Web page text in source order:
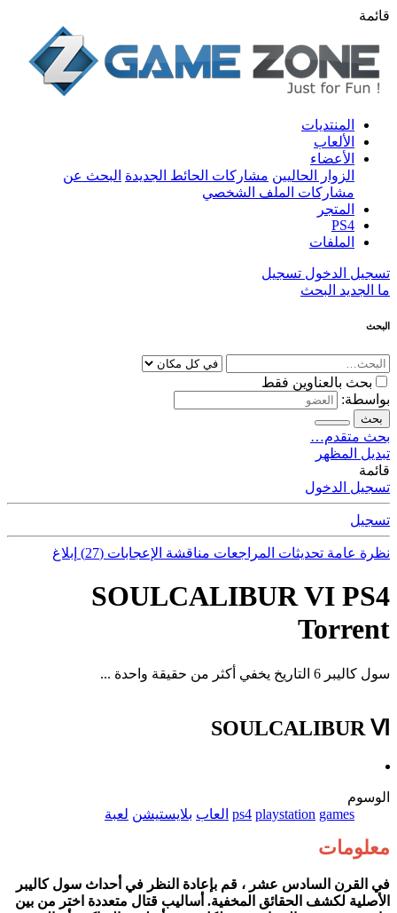
قائمة
المنتديات
الألعاب
الأعضاء
الزوار الحاليين مشاركات الحائط الجديدة البحث عن
مشاركات الملف الشخصي
المتجر
PS4
الملفات
تسجيل الدخول تسجيل
ما الجديد البحث
البحث
بحث بالعناوين فقط
بواسطة:
بحث
بحث متقدم…
تبديل المظهر
قائمة
تسجيل الدخول
تسجيل
نظرة عامة تحديثات المراجعات مناقشة الإعجابات (27) إبلاغ
SOULCALIBUR VI PS4
Torrent
سول كاليبر 6 التاريخ يخفي أكثر من حقيقة واحدة ...
SOULCALIBUR Ⅵ
الوسوم
games
playstation
ps4 العاب بلايستيشن لعبة
معلومات
في القرن السادس عشر ، قم بإعادة النظر في أحداث سول كاليبر
الأصلية لكشف الحقائق المخفية. أساليب قتال متعددة اختر من بين